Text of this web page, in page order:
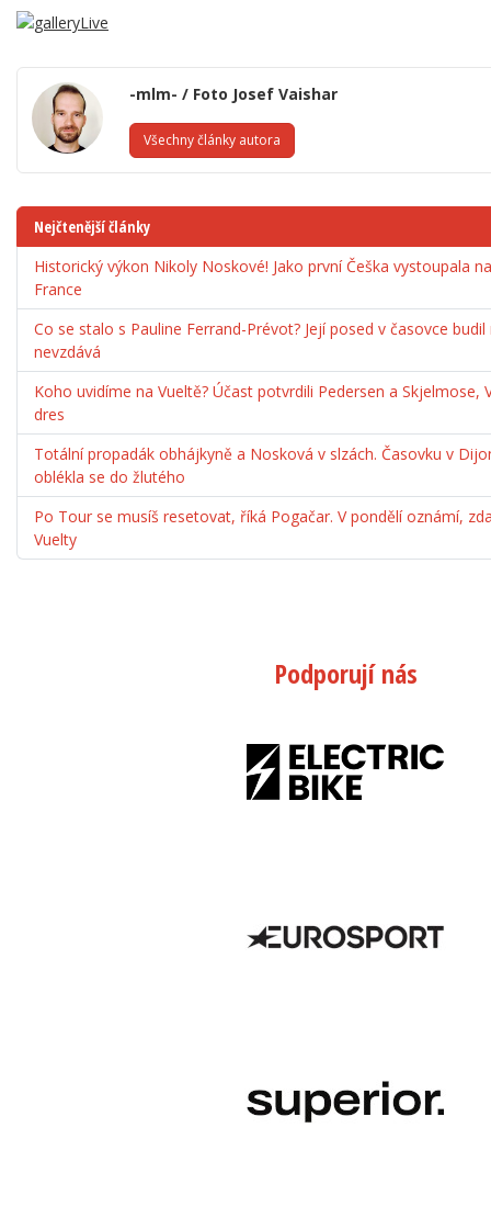
-mlm- / Foto Josef Vaishar
Všechny články autora
Nejčtenější články
Historický výkon Nikoly Noskové! Jako první Češka vystoupala
France
Co se stalo s Pauline Ferrand-Prévot? Její posed v časovce
nevzdává
Koho uvidíme na Vueltě? Účast potvrdili Pedersen a Skjelmose,
dres
Totální propadák obhájkyně a Nosková v slzách. Časovku v
oblékla se do žlutého
Po Tour se musíš resetovat, říká Pogačar. V pondělí oznámí,
Vuelty
Podporují nás